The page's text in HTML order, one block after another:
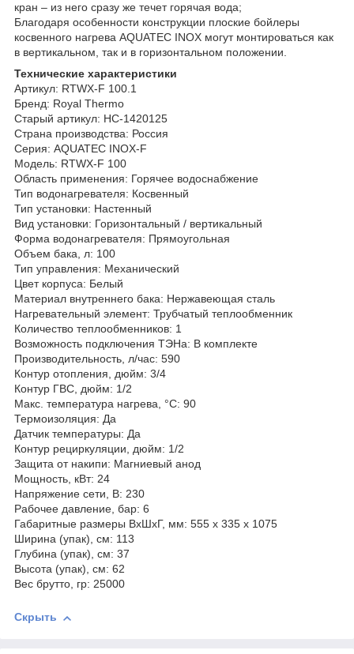
кран – из него сразу же течет горячая вода;
Благодаря особенности конструкции плоские бойлеры
косвенного нагрева AQUATEC INOX могут монтироваться как
в вертикальном, так и в горизонтальном положении.
Технические характеристики
Артикул: RTWX-F 100.1
Бренд: Royal Thermo
Старый артикул: НС-1420125
Страна производства: Россия
Серия: AQUATEC INOX-F
Модель: RTWX-F 100
Область применения: Горячее водоснабжение
Тип водонагревателя: Косвенный
Тип установки: Настенный
Вид установки: Горизонтальный / вертикальный
Форма водонагревателя: Прямоугольная
Объем бака, л: 100
Тип управления: Механический
Цвет корпуса: Белый
Материал внутреннего бака: Нержавеющая сталь
Нагревательный элемент: Трубчатый теплообменник
Количество теплообменников: 1
Возможность подключения ТЭНа: В комплекте
Производительность, л/час: 590
Контур отопления, дюйм: 3/4
Контур ГВС, дюйм: 1/2
Макс. температура нагрева, °С: 90
Термоизоляция: Да
Датчик температуры: Да
Контур рециркуляции, дюйм: 1/2
Защита от накипи: Магниевый анод
Мощность, кВт: 24
Напряжение сети, В: 230
Рабочее давление, бар: 6
Габаритные размеры ВхШхГ, мм: 555 x 335 x 1075
Ширина (упак), см: 113
Глубина (упак), см: 37
Высота (упак), см: 62
Вес брутто, гр: 25000
Скрыть